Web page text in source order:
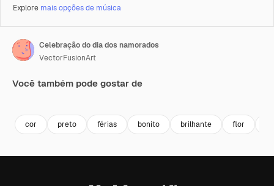
Explore mais opções de música
Celebração do dia dos namorados
VectorFusionArt
Você também pode gostar de
cor preto férias bonito brilhante flor